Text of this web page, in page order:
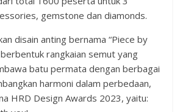
gemstone dan diamonds.
disain anting bernama “Piece by
rangkaian semut yang
batu permata dengan berbagai
harmoni dalam perbedaan,
HRD Design Awards 2023, yaitu: